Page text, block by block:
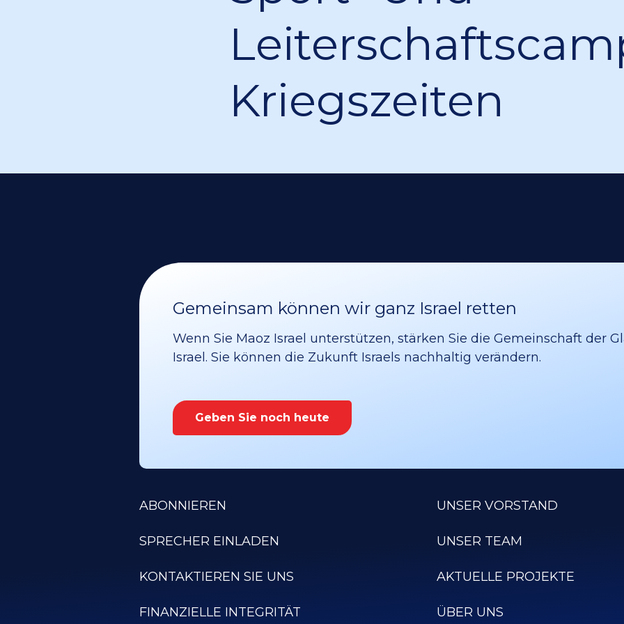
Kriegszeiten
Gemeinsam können wir ganz Israel retten
Wenn Sie Maoz Israel unterstützen, stärken Sie die Gemeinschaft der
Israel. Sie können die Zukunft Israels nachhaltig verändern.
Geben Sie noch heute
ABONNIEREN
SPRECHER EINLADEN
KONTAKTIEREN SIE UNS
FINANZIELLE INTEGRITÄT
UNSER VORSTAND
UNSER TEAM
AKTUELLE PROJEKTE
ÜBER UNS